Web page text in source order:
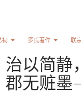
祠 罗氏著作 联
治以简静
郡无赃